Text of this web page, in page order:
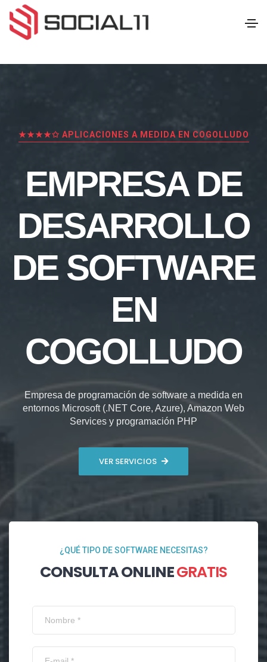
★★★★✩ APLICACIONES A MEDIDA EN COGOLLUDO
EMPRESA DE
DESARROLLO
DE SOFTWARE
EN
COGOLLUDO
Empresa de programación de software a medida en
entornos Microsoft (.NET Core, Azure), Amazon Web
Services y programación PHP
VER SERVICIOS
¿QUÉ TIPO DE SOFTWARE NECESITAS?
CONSULTA ONLINEGRATIS